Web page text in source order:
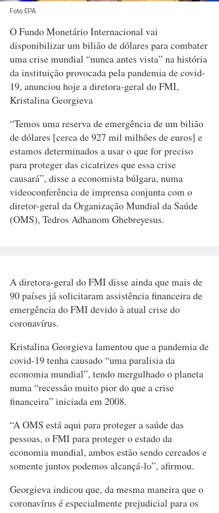
Foto EPA
O Fundo Monetário Internacional vai
disponibilizar um bilião de dólares para combater
uma crise mundial “nunca antes vista” na história
da instituição provocada pela pandemia de covid-
19, anunciou hoje a diretora-geral do FMI,
Kristalina Georgieva
“Temos uma reserva de emergência de um bilião
de dólares [cerca de 927 mil milhões de euros] e
estamos determinados a usar o que for preciso
para proteger das cicatrizes que essa crise
causará”, disse a economista búlgara, numa
videoconferência de imprensa conjunta com o
diretor-geral da Organização Mundial da Saúde
(OMS), Tedros Adhanom Ghebreyesus.
A diretora-geral do FMI disse ainda que mais de
90 países já solicitaram assistência financeira de
emergência do FMI devido à atual crise do
coronavírus.
Kristalina Georgieva lamentou que a pandemia de
covid-19 tenha causado “uma paralisia da
economia mundial”, tendo mergulhado o planeta
numa “recessão muito pior do que a crise
financeira” iniciada em 2008.
“A OMS está aqui para proteger a saúde das
pessoas, o FMI para proteger o estado da
economia mundial, ambos estão sendo cercados e
somente juntos podemos alcançá-lo”, afirmou.
Georgieva indicou que, da mesma maneira que o
coronavírus é especialmente prejudicial para os